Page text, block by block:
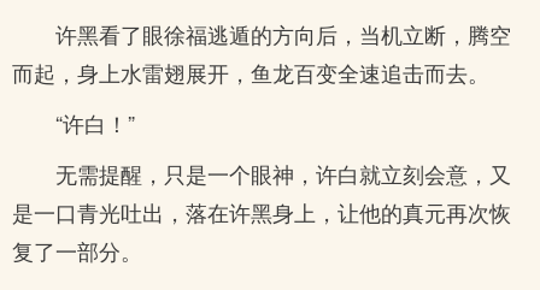
许黑看了眼徐福逃遁的方向后，当机立断，腾空
而起，身上水雷翅展开，鱼龙百变全速追击而去。
“许白！”
无需提醒，只是一个眼神，许白就立刻会意，又
是一口青光吐出，落在许黑身上，让他的真元再次恢
复了一部分。